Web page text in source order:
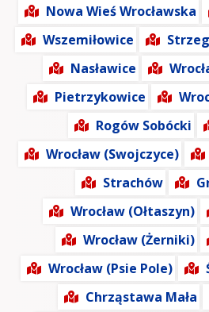
Nowa Wieś Wrocławska
Wszemiłowice
Nasławice
Pietrzykowice
Rogów Sobócki
Wrocław (Swojczyce)
Strachów
Wrocław (Ołtaszyn)
Wrocław (Żerniki)
Wrocław (Psie Pole)
Chrząstawa Mała